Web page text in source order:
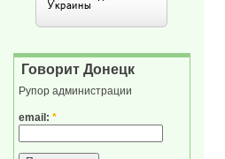
Говорит Донецк
Рупор администрации
email: *